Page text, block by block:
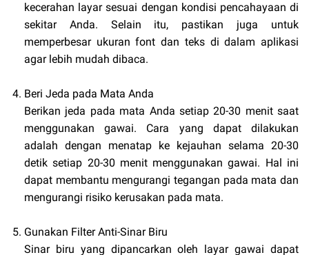
kecerahan layar sesuai dengan kondisi pencahayaan di
sekitar Anda. Selain itu, pastikan juga untuk
memperbesar ukuran font dan teks di dalam aplikasi
agar lebih mudah dibaca.
Beri Jeda pada Mata Anda
Berikan jeda pada mata Anda setiap 20-30 menit saat
menggunakan gawai. Cara yang dapat dilakukan
adalah dengan menatap ke kejauhan selama 20-30
detik setiap 20-30 menit menggunakan gawai. Hal ini
dapat membantu mengurangi tegangan pada mata dan
mengurangi risiko kerusakan pada mata.
Gunakan Filter Anti-Sinar Biru
Sinar biru yang dipancarkan oleh layar gawai dapat